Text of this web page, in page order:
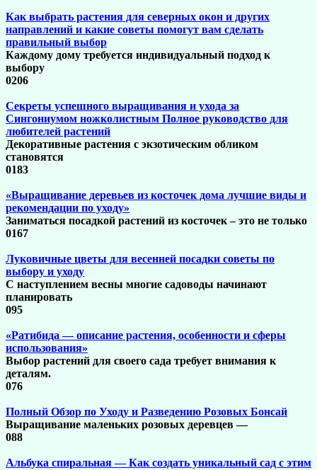
Как выбрать растения для северных окон и других
направлений и какие советы помогут вам сделать
правильный выбор
Каждому дому требуется индивидуальный подход к
выбору
0206
Секреты успешного выращивания и ухода за
Сингониумом ножколистным Полное руководство для
любителей растений
Декоративные растения с экзотическим обликом
становятся
0183
«Выращивание деревьев из косточек дома лучшие виды и
рекомендации по уходу»
Заниматься посадкой растений из косточек – это не только
0167
Луковичные цветы для весенней посадки советы по
выбору и уходу
С наступлением весны многие садоводы начинают
планировать
095
«Ратибида — описание растения, особенности и сферы
использования»
Выбор растений для своего сада требует внимания к
деталям.
076
Полный Обзор по Уходу и Разведению Розовых Бонсай
Выращивание маленьких розовых деревцев —
088
Альбука спиральная — Как создать уникальный сад с этим